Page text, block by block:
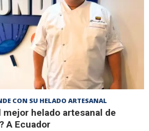
CON SU HELADO ARTESANAL
mejor helado artesanal de
A Ecuador